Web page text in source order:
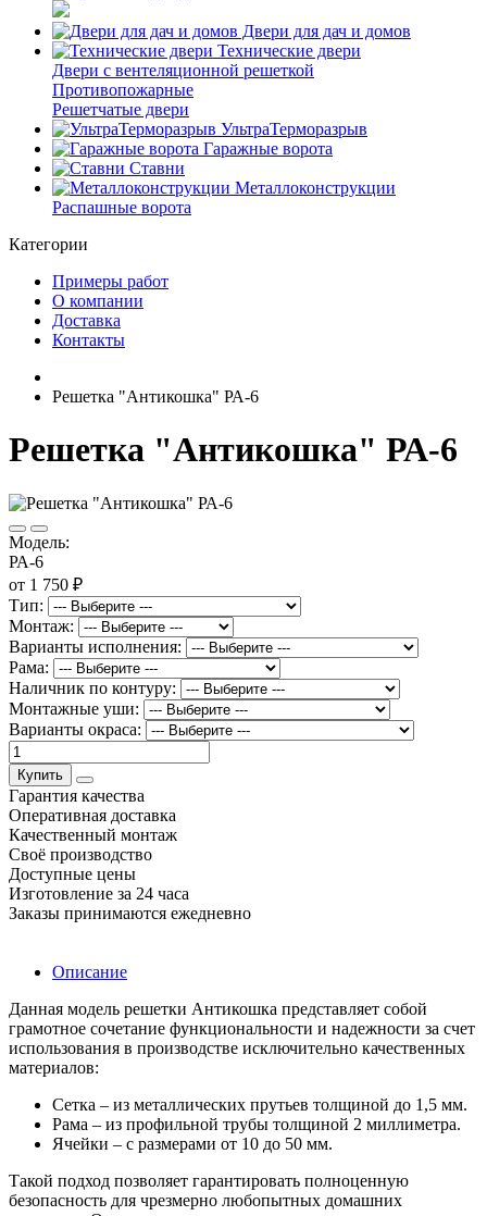
Двери для дач и домов
Технические двери
Двери с вентеляционной решеткой
Противопожарные
Решетчатые двери
УльтраТерморазрыв
Гаражные ворота
Ставни
Металлоконструкции
Распашные ворота
Категории
Примеры работ
О компании
Доставка
Контакты
Решетка "Антикошка" РА-6
Решетка "Антикошка" РА-6
Модель:
РА-6
от 1 750 ₽
Тип:
Монтаж:
Варианты исполнения:
Рама:
Наличник по контуру:
Монтажные уши:
Варианты окраса:
Купить
Гарантия качества
Оперативная доставка
Качественный монтаж
Своё производство
Доступные цены
Изготовление за 24 часа
Заказы принимаются ежедневно
Описание
Данная модель решетки Антикошка представляет собой
грамотное сочетание функциональности и надежности за счет
использования в производстве исключительно качественных
материалов:
Сетка – из металлических прутьев толщиной до 1,5 мм.
Рама – из профильной трубы толщиной 2 миллиметра.
Ячейки – с размерами от 10 до 50 мм.
Такой подход позволяет гарантировать полноценную
безопасность для чрезмерно любопытных домашних